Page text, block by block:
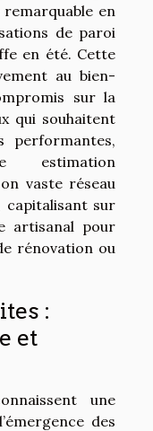
en
de paroi
en été. Cette
au bien-
sur la
qui souhaitent
performantes,
estimation
vaste réseau
capitalisant sur
artisanal pour
rénovation ou
:
et
une
des